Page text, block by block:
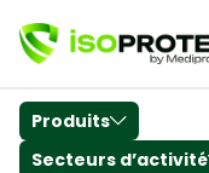
Secteurs d’activité
Produits